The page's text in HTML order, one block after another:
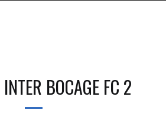
BOCAGE FC 2